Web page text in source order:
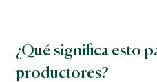
¿Qué significa esto
productores?